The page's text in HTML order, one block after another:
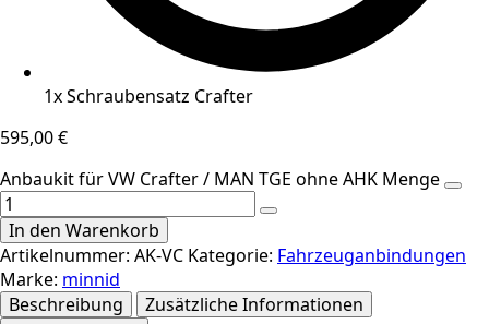
1x Schraubensatz Crafter
595,00€
Anbaukit für VW Crafter / MAN TGE ohne AHK Menge
In den Warenkorb
Artikelnummer: AK-VC Kategorie: Fahrzeuganbindungen
Marke: minnid
Beschreibung
Zusätzliche Informationen